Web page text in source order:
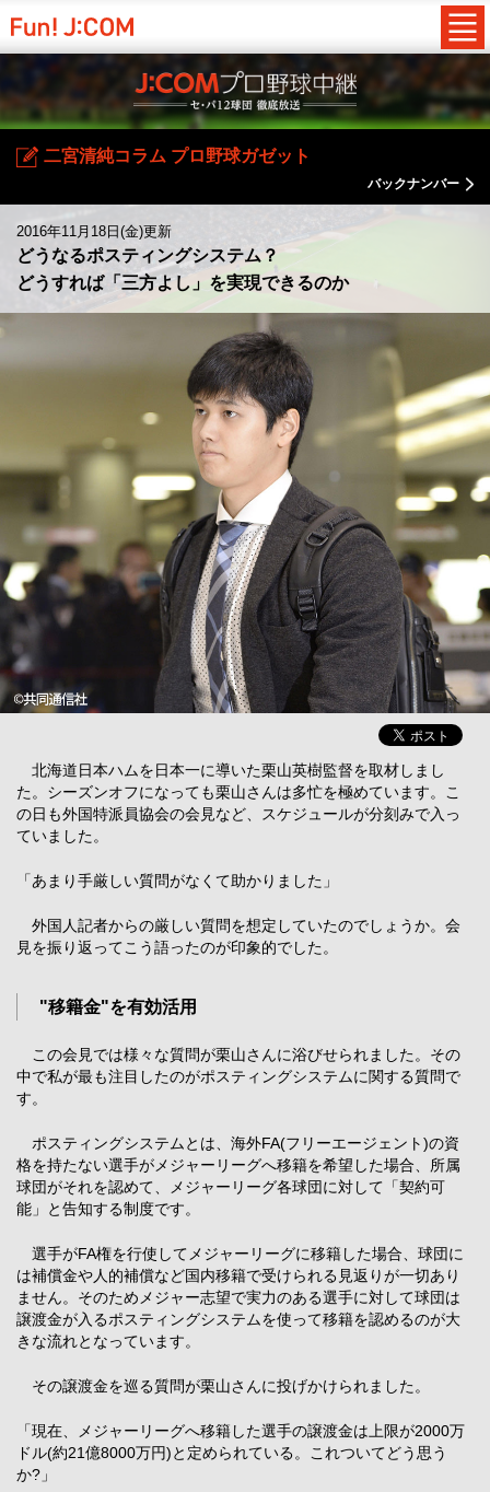
二宮清純コラム プロ野球ガゼット
バックナンバー
2016年11月18日(金)更新
どうなるポスティングシステム？
どうすれば「三方よし」を実現できるのか
北海道日本ハムを日本一に導いた栗山英樹監督を取材しまし
た。シーズンオフになっても栗山さんは多忙を極めています。こ
の日も外国特派員協会の会見など、スケジュールが分刻みで入っ
ていました。
「あまり手厳しい質問がなくて助かりました」
外国人記者からの厳しい質問を想定していたのでしょうか。会
見を振り返ってこう語ったのが印象的でした。
"移籍金"を有効活用
この会見では様々な質問が栗山さんに浴びせられました。その
中で私が最も注目したのがポスティングシステムに関する質問で
す。
ポスティングシステムとは、海外FA(フリーエージェント)の資
格を持たない選手がメジャーリーグへ移籍を希望した場合、所属
球団がそれを認めて、メジャーリーグ各球団に対して「契約可
能」と告知する制度です。
選手がFA権を行使してメジャーリーグに移籍した場合、球団に
は補償金や人的補償など国内移籍で受けられる見返りが一切あり
ません。そのためメジャー志望で実力のある選手に対して球団は
譲渡金が入るポスティングシステムを使って移籍を認めるのが大
きな流れとなっています。
その譲渡金を巡る質問が栗山さんに投げかけられました。
「現在、メジャーリーグへ移籍した選手の譲渡金は上限が2000万
ドル(約21億8000万円)と定められている。これついてどう思う
か?」